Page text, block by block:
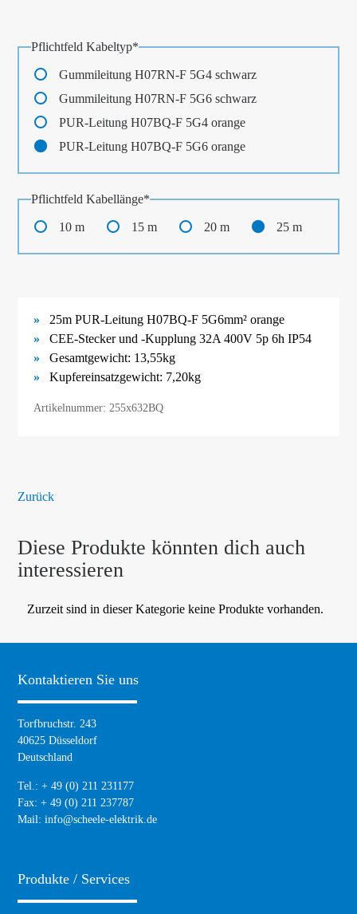
PflichtfeldKabeltyp*
Gummileitung H07RN-F 5G4 schwarz
Gummileitung H07RN-F 5G6 schwarz
PUR-Leitung H07BQ-F 5G4 orange
PUR-Leitung H07BQ-F 5G6 orange
PflichtfeldKabellänge*
10 m 15 m 20 m 25 m
25m PUR-Leitung H07BQ-F 5G6mm² orange
CEE-Stecker und -Kupplung 32A 400V 5p 6h IP54
Gesamtgewicht: 13,55kg
Kupfereinsatzgewicht: 7,20kg
Artikelnummer: 255x632BQ
Zurück
Diese Produkte könnten dich auch
interessieren
Zurzeit sind in dieser Kategorie keine Produkte vorhanden.
Kontaktieren Sie uns
Torfbruchstr. 243
40625 Düsseldorf
Deutschland
Tel.: + 49 (0) 211 231177
Fax: + 49 (0) 211 237787
Mail:info@scheele-elektrik.de
Produkte / Services